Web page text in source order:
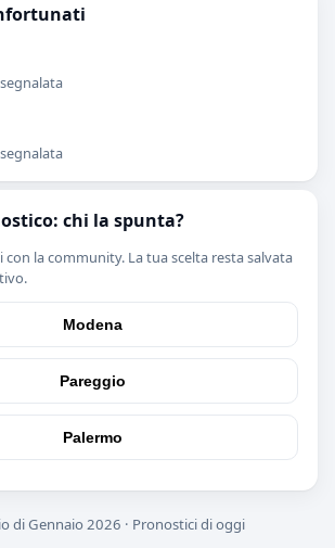
chi la spunta?
la community. La tua scelta resta salvata
Modena
Pareggio
Palermo
di Gennaio 2026 · Pronostici di oggi